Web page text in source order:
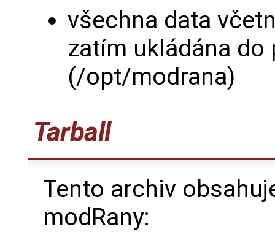
všechna data
zatím ukládána
(/opt/modrana)
Tarball
Tento archiv
modRany: